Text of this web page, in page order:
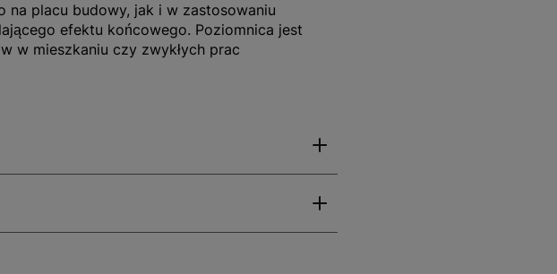
na placu budowy, jak i w zastosowaniu
efektu końcowego. Poziomnica jest
w mieszkaniu czy zwykłych prac
Dzięki zastosowaniu pęcherzyka w rurce
je już na etapie wstępnych
doskonale sprawdza się zarówno na